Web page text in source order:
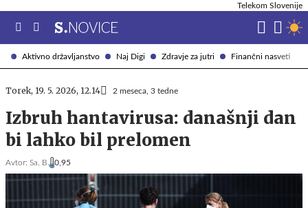
Aktivno državljanstvo Naj Digi Zdravje za jutri Finančni nasveti
Telekom Slovenije
Torek, 19. 5. 2026, 12.14 2 meseca, 3 tedne
Izbruh hantavirusa: današnji dan
bi lahko bil prelomen
Avtor: Sa. B. 0,95